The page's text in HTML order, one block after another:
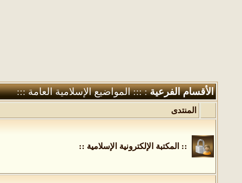
الأقسام الفرعية: ::: المواضيع الإسلامية العامة :::
المنتدى
:: المكتبة الإلكترونية الإسلامية ::